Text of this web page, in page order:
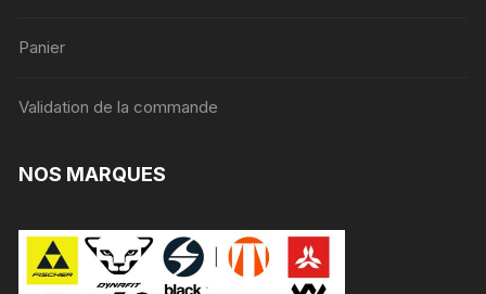
Panier
Validation de la commande
NOS MARQUES